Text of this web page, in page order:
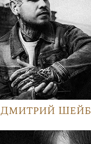
Дмитрий Шейб